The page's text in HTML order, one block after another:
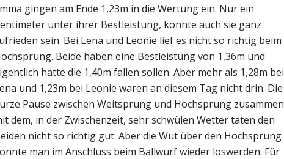
gingen am Ende 1,23m in die Wertung ein. Nur ein
unter ihrer Bestleistung, konnte auch sie ganz
sein. Bei Lena und Leonie lief es nicht so richtig beim
Beide haben eine Bestleistung von 1,36m und
hätte die 1,40m fallen sollen. Aber mehr als 1,28m bei
und 1,23m bei Leonie waren an diesem Tag nicht drin. Die
Pause zwischen Weitsprung und Hochsprung zusammen
dem, in der Zwischenzeit, sehr schwülen Wetter taten den
nicht so richtig gut. Aber die Wut über den Hochsprung
man im Anschluss beim Ballwurf wieder loswerden. Für